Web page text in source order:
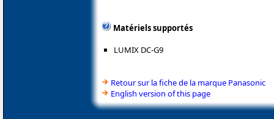
Matériels supportés
LUMIX DC-G9
Retour sur la fiche de la marque Panasonic
English version of this page